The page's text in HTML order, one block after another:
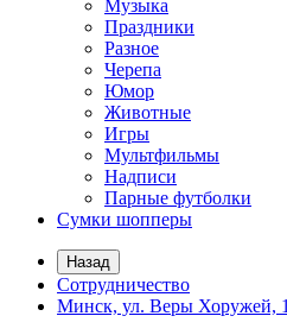
Музыка
Праздники
Разное
Черепа
Юмор
Животные
Игры
Мультфильмы
Надписи
Парные футболки
Сумки шопперы
Назад
Сотрудничество
Минск, ул. Веры Хоружей,